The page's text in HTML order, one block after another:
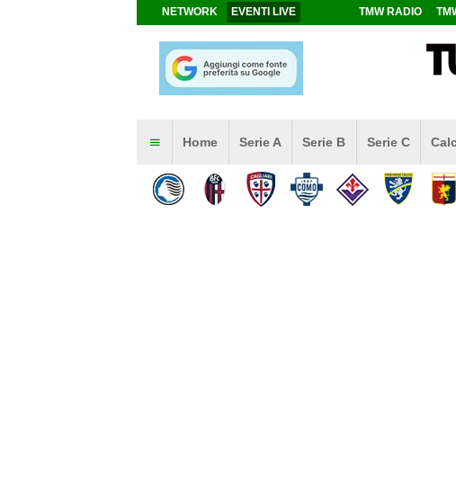
NETWORK EVENTI LIVE TMW RADIO
Home Serie A Serie B Serie C